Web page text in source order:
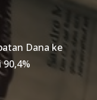
Dana ke
90,4%